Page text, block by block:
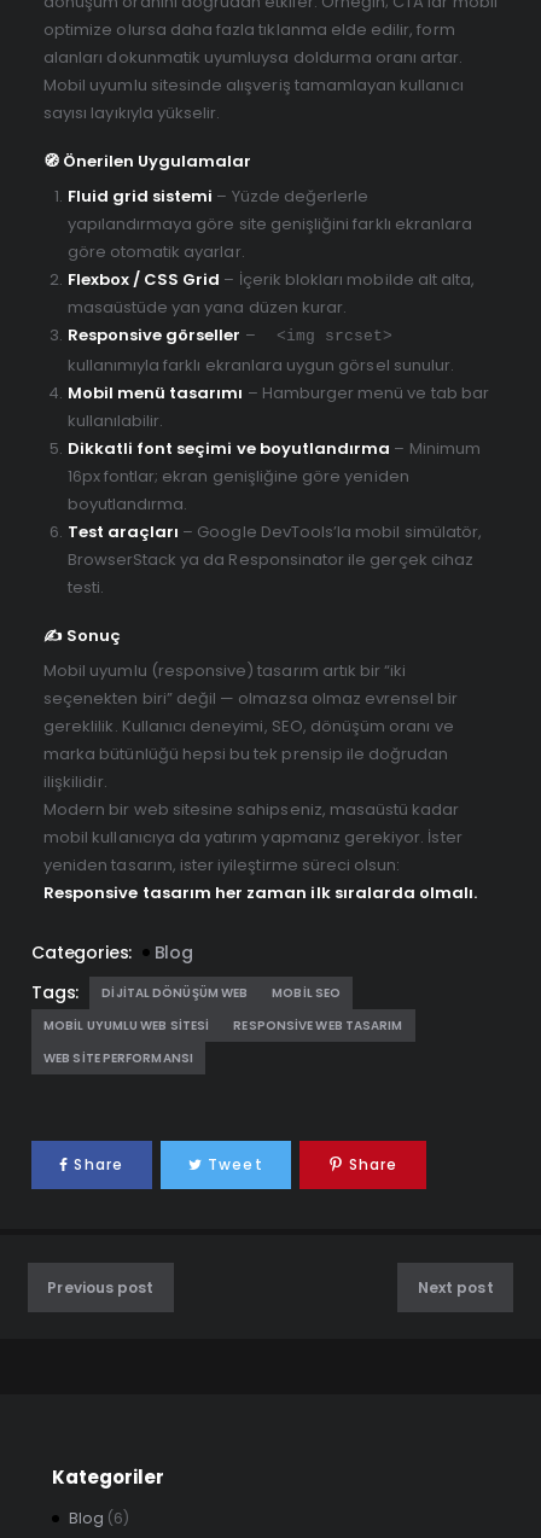
optimize olursa daha fazla tıklanma elde edilir, form
alanları dokunmatik uyumluysa doldurma oranı artar.
Mobil uyumlu sitesinde alışveriş tamamlayan kullanıcı
sayısı layıkıyla yükselir.
🧭 Önerilen Uygulamalar
Fluid grid sistemi – Yüzde değerlerle
yapılandırmaya göre site genişliğini farklı ekranlara
göre otomatik ayarlar.
Flexbox / CSS Grid – İçerik blokları mobilde alt alta,
masaüstüde yan yana düzen kurar.
Responsive görseller – <img srcset>
kullanımıyla farklı ekranlara uygun görsel sunulur.
Mobil menü tasarımı – Hamburger menü ve tab bar
kullanılabilir.
Dikkatli font seçimi ve boyutlandırma – Minimum
16px fontlar; ekran genişliğine göre yeniden
boyutlandırma.
Test araçları – Google DevTools’la mobil simülatör,
BrowserStack ya da Responsinator ile gerçek cihaz
testi.
✍️ Sonuç
Mobil uyumlu (responsive) tasarım artık bir “iki
seçenekten biri” değil — olmazsa olmaz evrensel bir
gereklilik. Kullanıcı deneyimi, SEO, dönüşüm oranı ve
marka bütünlüğü hepsi bu tek prensip ile doğrudan
ilişkilidir.
Modern bir web sitesine sahipseniz, masaüstü kadar
mobil kullanıcıya da yatırım yapmanız gerekiyor. İster
yeniden tasarım, ister iyileştirme süreci olsun:
Responsive tasarım her zaman ilk sıralarda olmalı.
Categories:
Blog
Tags:
DIJITAL DÖNÜŞÜM WEB
MOBIL SEO
MOBIL UYUMLU WEB SITESI
RESPONSIVE WEB TASARIM
WEB SITE PERFORMANSI
Share Tweet Share
Previous post Next post
Kategoriler
Blog (6)